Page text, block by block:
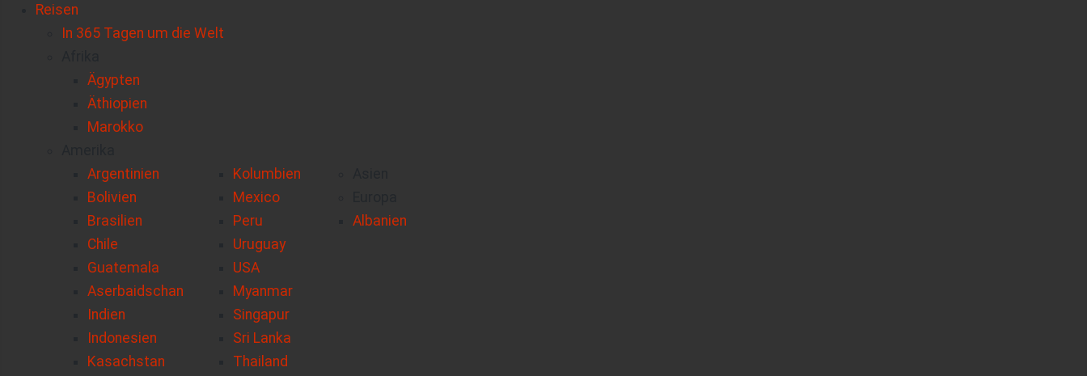
Reisen
In 365 Tagen um die Welt
Ägypten
Äthiopien
Marokko
Argentinien
Bolivien
Brasilien
Chile
Guatemala
Kolumbien
Mexico
Peru
Uruguay
USA
Aserbaidschan
Indien
Indonesien
Kasachstan
Myanmar
Singapur
Sri Lanka
Thailand
Albanien